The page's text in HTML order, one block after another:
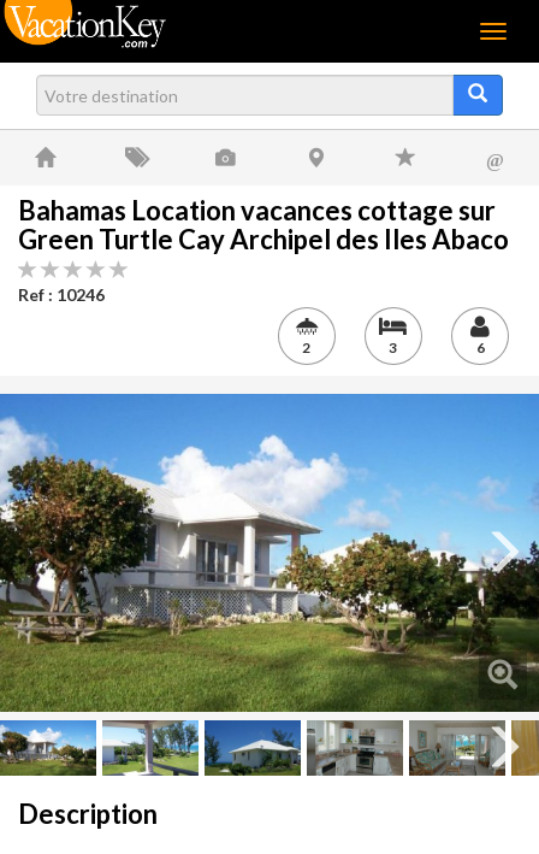
Menu
@
Bahamas Location vacances cottage sur
Green Turtle Cay Archipel des Iles Abaco
Ref : 10246
2 3 6
Next
Description